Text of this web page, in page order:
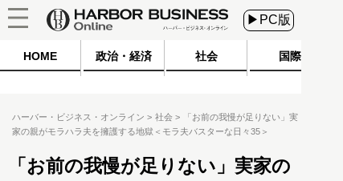
▶PC版
HOME 政治・経済 社会 国際
ハーバー・ビジネス・オンライン 社会
「お前の我慢が足りない」実
家の親がモラハラ夫を擁護する地獄＜モラ夫バスターな日々35＞
「お前の我慢が足りない」実家の